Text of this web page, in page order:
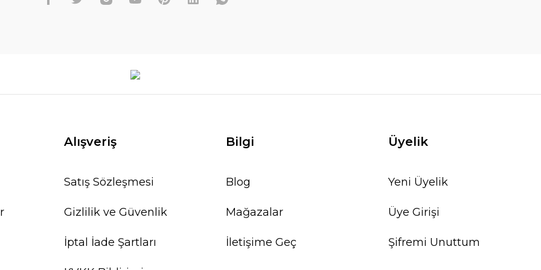
Alışveriş
Satış Sözleşmesi
Gizlilik ve Güvenlik
İptal İade Şartları
Bilgi
Blog
Mağazalar
İletişime Geç
Üyelik
Yeni Üyelik
Üye Girişi
Şifremi Unuttum